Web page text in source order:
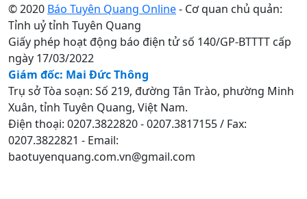
© 2020 Báo Tuyên Quang Online- Cơ quan chủ quản:
Tỉnh uỷ tỉnh Tuyên Quang
Giấy phép hoạt động báo điện tử số 140/GP-BTTTT cấp
ngày 17/03/2022
Giám đốc: Mai Đức Thông
Trụ sở Tòa soạn: Số 219, đường Tân Trào, phường Minh
Xuân, tỉnh Tuyên Quang, Việt Nam.
Điện thoại: 0207.3822820 - 0207.3817155 / Fax:
0207.3822821 - Email:
baotuyenquang.com.vn@gmail.com